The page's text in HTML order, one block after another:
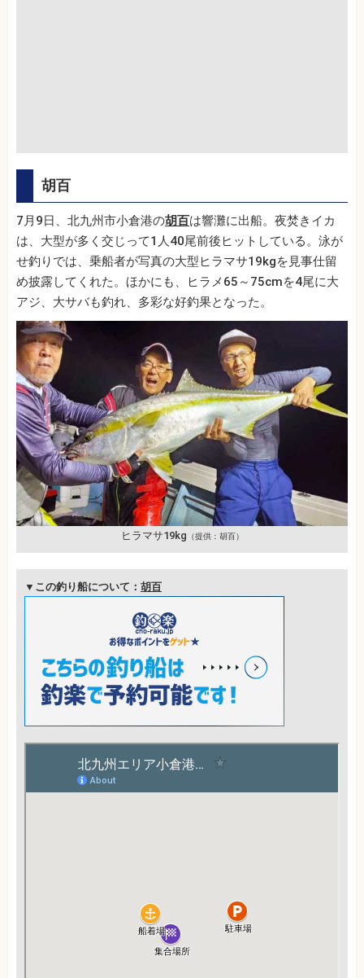
胡百
7月9日、北九州市小倉港の胡百は響灘に出船。夜焚きイカ
は、大型が多く交じって1人40尾前後ヒットしている。泳が
せ釣りでは、乗船者が写真の大型ヒラマサ19kgを見事仕留
め披露してくれた。ほかにも、ヒラメ65～75cmを4尾に大
アジ、大サバも釣れ、多彩な好釣果となった。
ヒラマサ19kg （提供：胡百）
▼この釣り船について： 胡百